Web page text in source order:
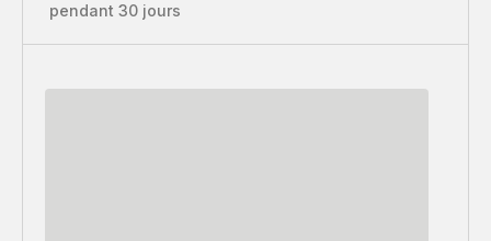
pendant 30 jours